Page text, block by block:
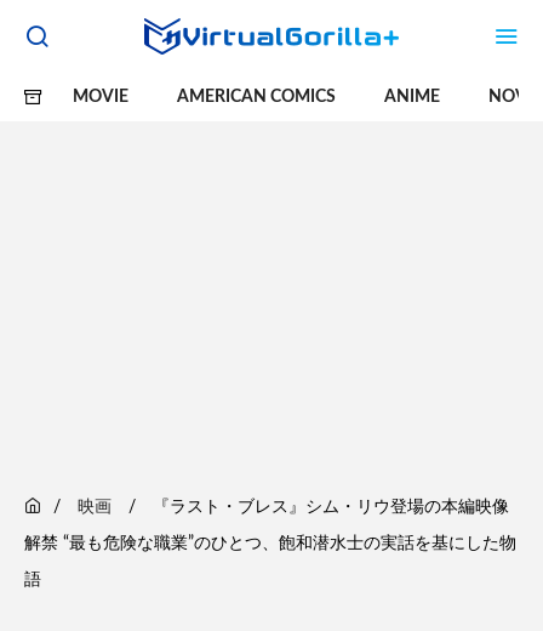
MOVIE AMERICAN COMICS ANIME
映画 『ラスト・ブレス』シム・リウ登場の本編映像
解禁 “最も危険な職業”のひとつ、飽和潜水士の実話を基にした物
語